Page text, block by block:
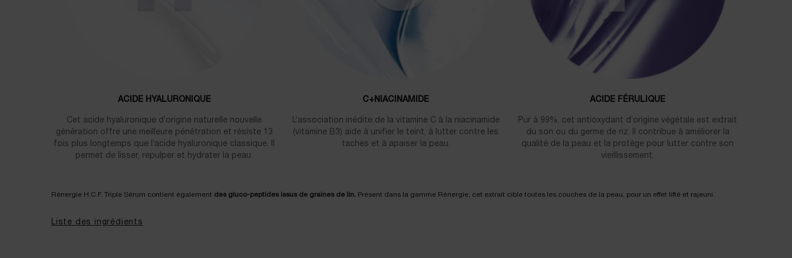
ACIDE HYALURONIQUE
Cet acide hyaluronique d’origine naturelle nouvelle
génération offre une meilleure pénétration et résiste 13
fois plus longtemps que l’acide hyaluronique classique. Il
permet de lisser, repulper et hydrater la peau.
C+NIACINAMIDE
L’association inédite de la vitamine C à la niacinamide
(vitamine B3) aide à unifier le teint, à lutter contre les
taches et à apaiser la peau.
ACIDE FÉRULIQUE
Pur à 99%, cet antioxydant d’origine végétale est extrait
du son ou du germe de riz. Il contribue à améliorer la
qualité de la peau et la protège pour lutter contre son
vieillissement.
Rénergie H.C.F. Triple Sérum contient également des gluco-peptides issus de graines de lin. Présent dans la gamme Rénergie, cet extrait cible toutes les couches de la peau, pour un effet lifté et rajeuni.
Liste des ingrédients